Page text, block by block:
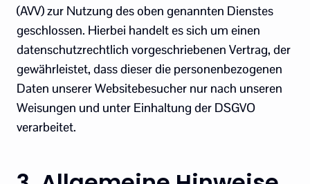
(AVV) zur Nutzung des oben genannten Dienstes
geschlossen. Hierbei handelt es sich um einen
datenschutzrechtlich vorgeschriebenen Vertrag, der
gewährleistet, dass dieser die personenbezogenen
Daten unserer Websitebesucher nur nach unseren
Weisungen und unter Einhaltung der DSGVO
verarbeitet.